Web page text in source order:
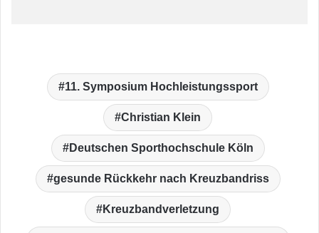
11. Symposium Hochleistungssport
Christian Klein
Deutschen Sporthochschule Köln
gesunde Rückkehr nach Kreuzbandriss
Kreuzbandverletzung